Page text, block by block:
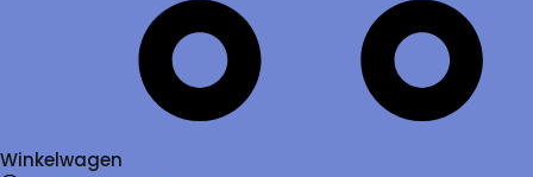
Winkelwagen